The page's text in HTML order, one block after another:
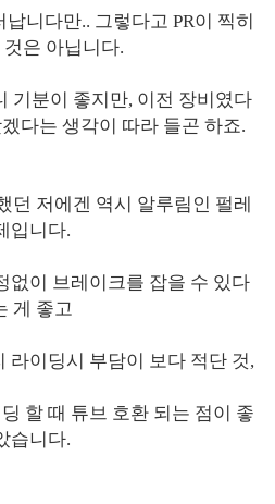
니다만.. 그렇다고 PR이 찍히
것은 아닙니다.
기분이 좋지만, 이전 장비였다
다는 생각이 따라 들곤 하죠.
던 저에겐 역시 알루림인 펄레
입니다.
없이 브레이크를 잡을 수 있다
게 좋고
라이딩시 부담이 보다 적단 것,
할 때 튜브 호환 되는 점이 좋
습니다.